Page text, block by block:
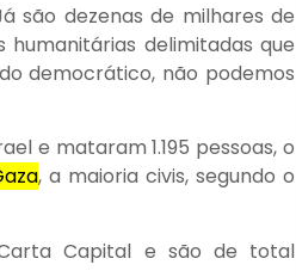
são dezenas de milhares de
humanitárias delimitadas que
democrático, não podemos
e mataram 1.195 pessoas, o
, a maioria civis, segundo o
Capital e são de total